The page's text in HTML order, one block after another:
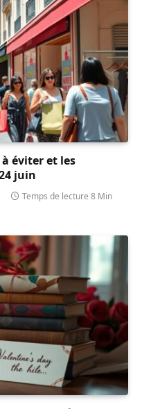
à éviter et les
juin
Temps de lecture 8 Min